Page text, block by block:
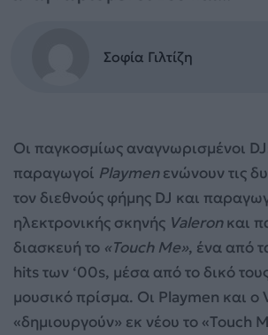
Σοφία Γιλτίζη
Οι παγκοσμίως αναγνωρισμένοι
παραγωγοί Playmenενώνουν τις
τον διεθνούς φήμης DJ και
ηλεκτρονικής σκηνής Valeronκαι
διασκευή το «Touch Me», ένα από
hits των ‘00s, μέσα από το δικό
μουσικό πρίσμα. Οι Playmen και ο
«δημιουργούν» εκ νέου το «Touch